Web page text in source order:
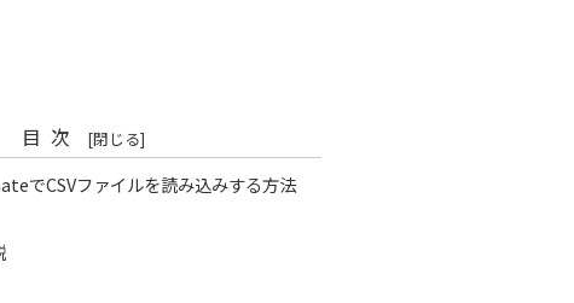
目次
でCSVファイルを読み込みする方法